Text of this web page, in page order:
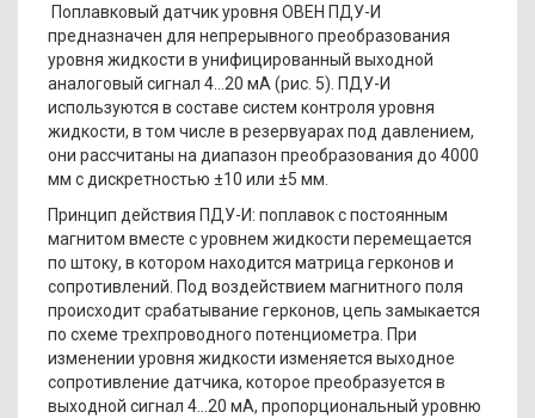
Поплавковый датчик уровня ОВЕН ПДУ-И
предназначен для непрерывного преобразования
уровня жидкости в унифицированный выходной
аналоговый сигнал 4…20 мА (рис. 5). ПДУ-И
используются в составе систем контроля уровня
жидкости, в том числе в резервуарах под давлением,
они рассчитаны на диапазон преобразования до 4000
мм с дискретностью ±10 или ±5 мм.
Принцип действия ПДУ-И: поплавок с постоянным
магнитом вместе с уровнем жидкости перемещается
по штоку, в котором находится матрица герконов и
сопротивлений. Под воздействием магнитного поля
происходит срабатывание герконов, цепь замыкается
по схеме трехпроводного потенциометра. При
изменении уровня жидкости изменяется выходное
сопротивление датчика, которое преобразуется в
выходной сигнал 4…20 мА, пропорциональный уровню